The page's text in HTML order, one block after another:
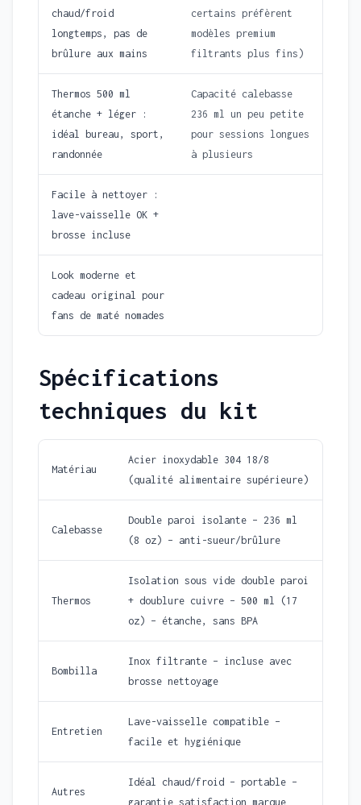
chaud/froid
longtemps, pas de
brûlure aux mains
certains préfèrent
modèles premium
filtrants plus fins)
Thermos 500 ml
étanche + léger :
idéal bureau, sport,
randonnée
Capacité calebasse
236 ml un peu petite
pour sessions longues
à plusieurs
Facile à nettoyer :
lave-vaisselle OK +
brosse incluse
Look moderne et
cadeau original pour
fans de maté nomades
Spécifications
techniques du kit
Matériau
Acier inoxydable 304 18/8
(qualité alimentaire supérieure)
Calebasse
Double paroi isolante – 236 ml
(8 oz) – anti-sueur/brûlure
Thermos
Isolation sous vide double paroi
+ doublure cuivre – 500 ml (17
oz) – étanche, sans BPA
Bombilla
Inox filtrante – incluse avec
brosse nettoyage
Entretien
Lave-vaisselle compatible –
facile et hygiénique
Autres
Idéal chaud/froid – portable –
garantie satisfaction marque